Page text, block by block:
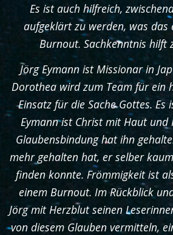
Es ist auch hilfreich,
aufgeklärt zu werden, was das
Burnout. Sachkenntnis hilft
Jörg Eymann ist Missionar in
Dorothea wird zum Team für ein
Einsatz für die Sache Gottes. Es
Eymann ist Christ mit Haut und
Glaubensbindung hat ihn
mehr gehalten hat, er selber
finden konnte. Frömmigkeit ist
einem Burnout. Im Rückblick
Jörg mit Herzblut seinen
von diesem Glauben vermitteln,